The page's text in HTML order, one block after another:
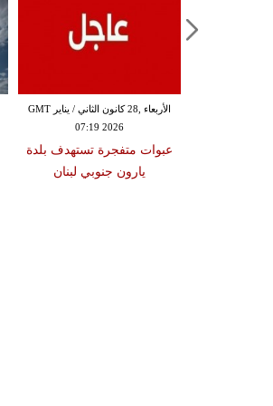
الأربعاء ,28 كانون الثاني / يناير GMT
07:19 2026
عبوات متفجرة تستهدف بلدة
يارون جنوبي لبنان